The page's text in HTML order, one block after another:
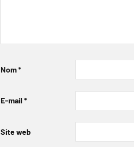
Nom*
E-mail *
Site web